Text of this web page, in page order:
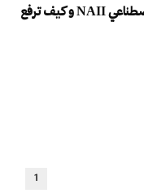
ماهو المؤشر الوطني للذكاء الاصطناعي NAII و كيف ترفع
1